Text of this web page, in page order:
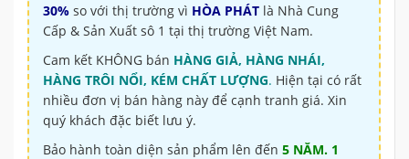
30% so với thị trường vì HÒA PHÁT là Nhà Cung
Cấp & Sản Xuất sô 1 tại thị trường Việt Nam.
Cam kết KHÔNG bán HÀNG GIẢ, HÀNG NHÁI,
HÀNG TRÔI NỔI, KÉM CHẤT LƯỢNG. Hiện tại có rất
nhiều đơn vị bán hàng này để cạnh tranh giá. Xin
quý khách đặc biết lưu ý.
Bảo hành toàn diện sản phẩm lên đến 5 NĂM. 1